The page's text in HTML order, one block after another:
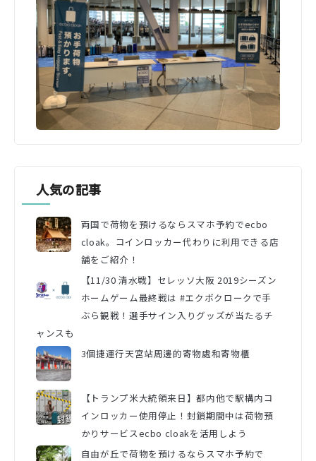
人気の記事
両国で荷物を預けるならスマホ予約でecbo
cloak。コインロッカー代わりに利用できる店
舗をご紹介！
【11/30 清水戦】セレッソ大阪 2019シーズン
ホームゲーム最終戦は #エクボクロークで手
ぶら観戦！選手サイン入りグッズが当たるチ
ャンスも
3個捷運行天宮站周邊的寄物處和寄物櫃
【トランプ米大統領来日】都内他で駅構内コ
インロッカー使用停止！封鎖期間中は荷物預
かりサービスecbo cloakを活用しよう
自由が丘で荷物を預けるならスマホ予約で